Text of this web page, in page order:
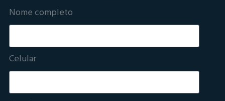
Nome completo
Celular